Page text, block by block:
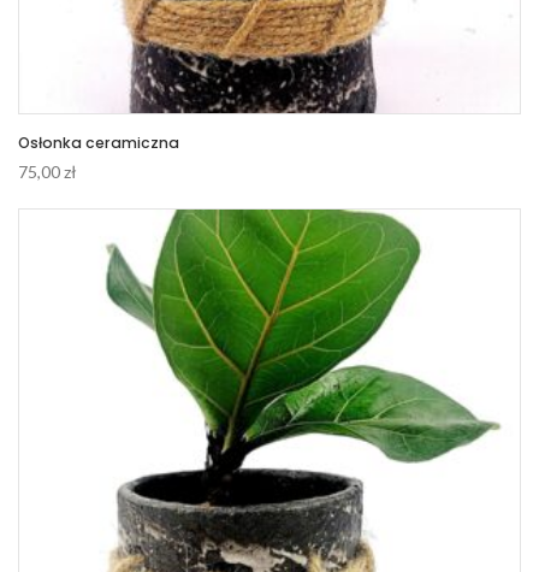
Osłonka ceramiczna
75,00zł